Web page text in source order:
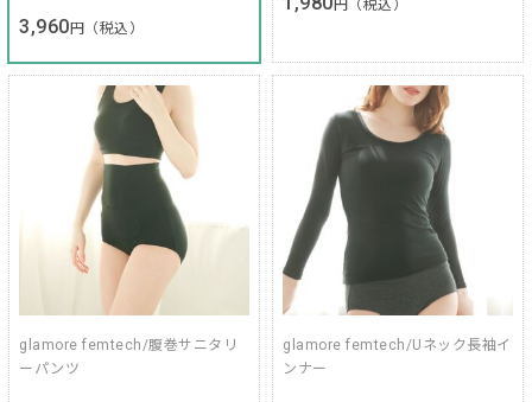
3,960 円（税込）
円（税込）
glamore femtech/腹巻サニタリ
ーパンツ
glamore femtech/Uネック長袖イ
ンナー